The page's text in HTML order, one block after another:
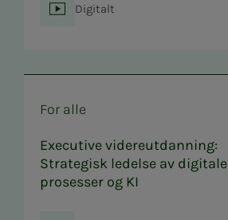
Sted
Digitalt
For alle
Executive videreutdanning:
Strategisk ledelse av digitale
prosesser og KI